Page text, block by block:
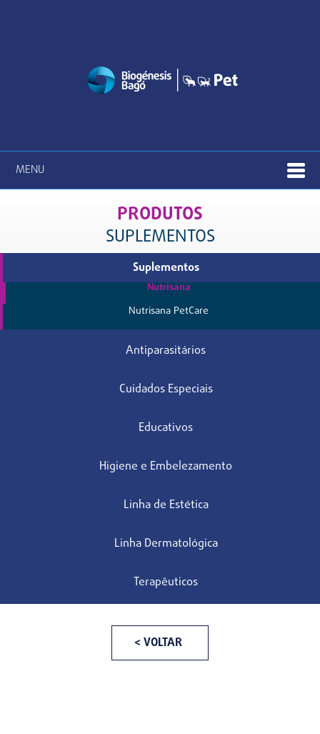
MENU
PRODUTOS
SUPLEMENTOS
Suplementos
Nutrisana
Nutrisana PetCare
Antiparasitários
Cuidados Especiais
Educativos
Higiene e Embelezamento
Linha de Estética
Linha Dermatológica
Terapêuticos
< VOLTAR